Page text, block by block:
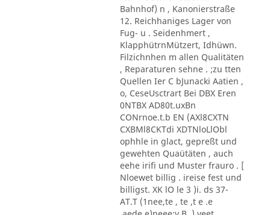
Bahnhof) n , Kanonierstraße
12. Reichhaniges Lager von
Fug- u . Seidenhmert ,
KlapphütrnMützert, Idhüwn.
Filzichnhen m allen Qualitäten
, Reparaturen sehne . ;zu tten
Quellen Ier C bJunacki Aatien ,
o, CeseUsctrart Bei DBX Eren
0NTBX AD80t.uxBn
CONrnoe.t.b EN (AXl8CXTN
CXBMl8CKTdi XDTNloLlObl
ophhle in glact, gepreßt und
gewehten Quaütäten , auch
eehe irifi und Muster frauro . [
Nloewet billig . ireise fest und
billigst. XK lO le 3 )i. ds 37-
AT.T (1nee,te , te ,t e .e